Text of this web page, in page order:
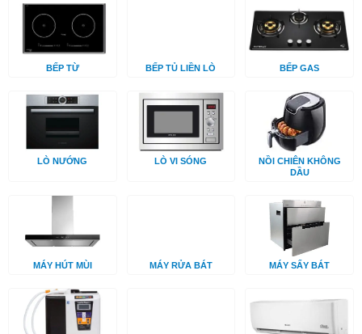
BẾP TỪ BẾP TỦ LIỀN LÒ BẾP GAS
LÒ NƯỚNG LÒ VI SÓNG
NỒI CHIÊN KHÔNG
DẦU
MÁY HÚT MÙI MÁY RỬA BÁT MÁY SẤY BÁT